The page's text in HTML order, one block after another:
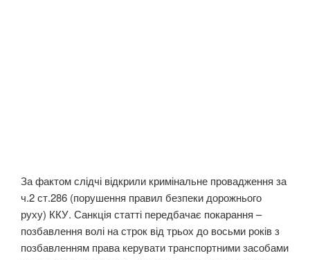
За фактом слідчі відкрили кримінальне провадження за
ч.2 ст.286 (порушення правил безпеки дорожнього
руху) ККУ. Санкція статті передбачає покарання –
позбавлення волі на строк від трьох до восьми років з
позбавленням права керувати транспортними засобами